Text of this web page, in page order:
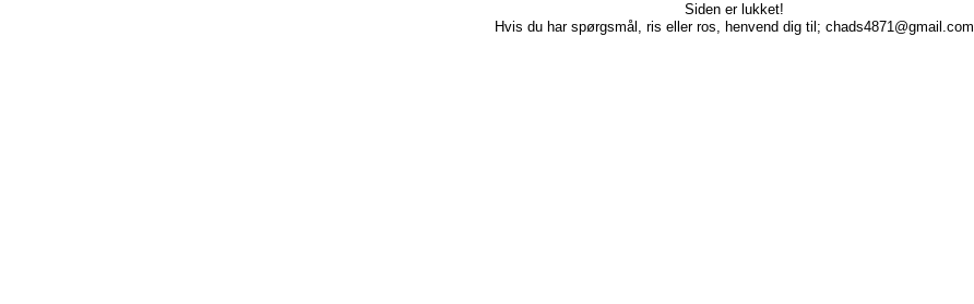
Siden er lukket!
Hvis du har spørgsmål, ris eller ros, henvend dig til; chads4871@gmail.com